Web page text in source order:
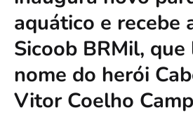
aquático e recebe
Sicoob BRMil, que
nome do herói
Vitor Coelho